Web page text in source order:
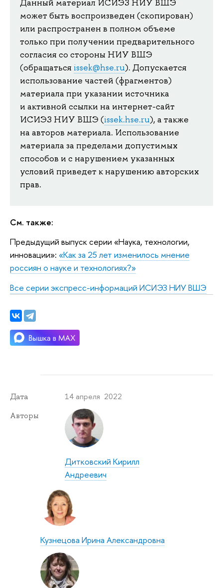
Данный материал ИСИЭЗ НИУ ВШЭ
может быть воспроизведен (скопирован)
или распространен в полном объеме
только при получении предварительного
согласия со стороны НИУ ВШЭ
(обращаться issek@hse.ru). Допускается
использование частей (фрагментов)
материала при указании источника
и активной ссылки на интернет-сайт
ИСИЭЗ НИУ ВШЭ (issek.hse.ru), а также
на авторов материала. Использование
материала за пределами допустимых
способов и с нарушением указанных
условий приведет к нарушению авторских
прав.
См. также:
Предыдущий выпуск серии «Наука, технологии,
инновации»: «Как за 25 лет изменилось мнение
россиян о науке и технологиях?»
Все серии экспресс-информаций ИСИЭЗ НИУ ВШЭ
Дата 14 апреля 2022
Авторы
Дитковский Кирилл
Андреевич
Кузнецова Ирина Александровна